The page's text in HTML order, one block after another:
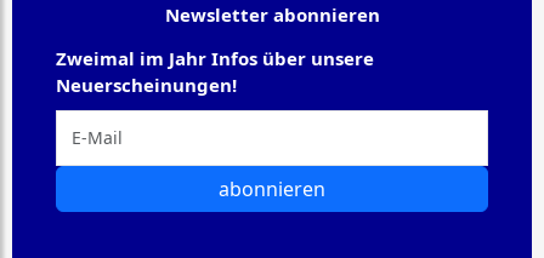
Newsletter abonnieren
Zweimal im Jahr Infos über unsere
Neuerscheinungen!
abonnieren